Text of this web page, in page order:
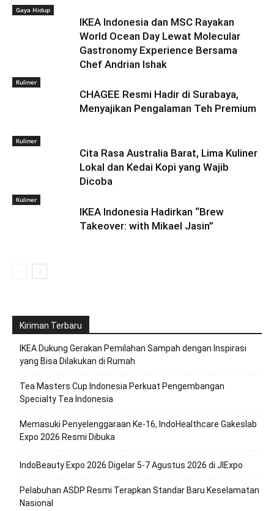
Gaya Hidup
IKEA Indonesia dan MSC Rayakan
World Ocean Day Lewat Molecular
Gastronomy Experience Bersama
Chef Andrian Ishak
Kuliner
CHAGEE Resmi Hadir di Surabaya,
Menyajikan Pengalaman Teh Premium
Kuliner
Cita Rasa Australia Barat, Lima Kuliner
Lokal dan Kedai Kopi yang Wajib
Dicoba
Kuliner
IKEA Indonesia Hadirkan “Brew
Takeover: with Mikael Jasin”
Kiriman Terbaru
IKEA Dukung Gerakan Pemilahan Sampah dengan Inspirasi
yang Bisa Dilakukan di Rumah
Tea Masters Cup Indonesia Perkuat Pengembangan
Specialty Tea Indonesia
Memasuki Penyelenggaraan Ke-16, IndoHealthcare Gakeslab
Expo 2026 Resmi Dibuka
IndoBeauty Expo 2026 Digelar 5-7 Agustus 2026 di JIExpo
Pelabuhan ASDP Resmi Terapkan Standar Baru Keselamatan
Nasional